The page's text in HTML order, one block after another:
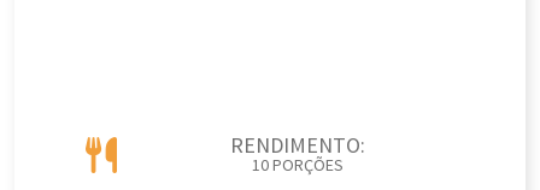
RENDIMENTO:
10 PORÇÕES